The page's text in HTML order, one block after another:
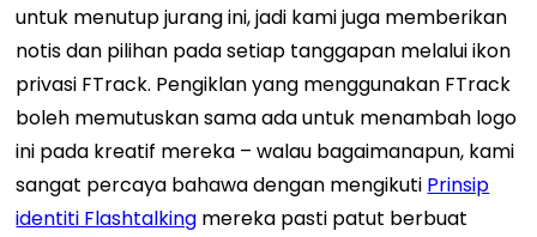
untuk menutup jurang ini, jadi kami juga memberikan
notis dan pilihan pada setiap tanggapan melalui ikon
privasi FTrack. Pengiklan yang menggunakan FTrack
boleh memutuskan sama ada untuk menambah logo
ini pada kreatif mereka – walau bagaimanapun, kami
sangat percaya bahawa dengan mengikuti Prinsip
identiti Flashtalking mereka pasti patut berbuat